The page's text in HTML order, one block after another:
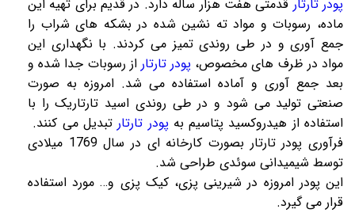
پودر تارتار قدمتی هفت هزار ساله دارد. در قدیم برای تهیه این
ماده، رسوبات و مواد ته نشین شده در بشکه های شراب را
جمع آوری و در طی روندی تمیز می کردند. با نگهداری این
مواد در ظرف های مخصوص، پودر تارتار از رسوبات جدا شده و
بعد جمع آوری و آماده استفاده می شد. امروزه به صورت
صنعتی تولید می شود و در طی روندی اسید تارتاریک را با
استفاده از هیدروکسید پتاسیم به پودر تارتارتبدیل می کنند.
فرآوری پودر تارتار بصورت کارخانه ای در سال 1769 میلادی
توسط شیمیدانی سوئدی طراحی شد.
این پودر امروزه در شیرینی پزی، کیک پزی و… مورد استفاده
قرار می گیرد.